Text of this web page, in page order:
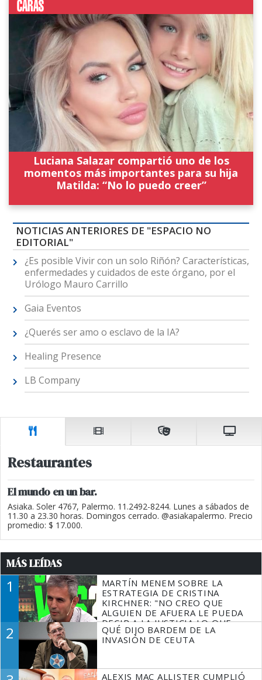
Luciana Salazar compartió uno de los
momentos más importantes para su hija
Matilda: “No lo puedo creer”
NOTICIAS ANTERIORES DE "ESPACIO NO
EDITORIAL"
¿Es posible Vivir con un solo Riñón? Características,
enfermedades y cuidados de este órgano, por el
Urólogo Mauro Carrillo
Gaia Eventos
¿Querés ser amo o esclavo de la IA?
Healing Presence
LB Company
Restaurantes
El mundo en un bar.
Asiaka. Soler 4767, Palermo. 11.2492-8244. Lunes a sábados de
11.30 a 23.30 horas. Domingos cerrado. @asiakapalermo. Precio
promedio: $ 17.000.
MÁS LEÍDAS
1
MARTÍN MENEM SOBRE LA
ESTRATEGIA DE CRISTINA
KIRCHNER: "NO CREO QUE
ALGUIEN DE AFUERA LE PUEDA
DECIR A LA JUSTICIA LO QUE
TIENE QUE HACER"
2
QUÉ DIJO BARDEM DE LA
INVASIÓN DE CEUTA
ALEXIS MAC ALLISTER CUMPLIÓ